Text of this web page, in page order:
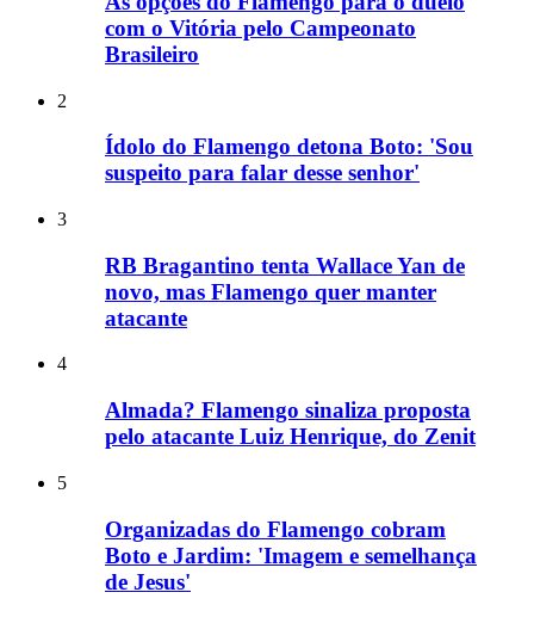
com o Vitória pelo Campeonato
Brasileiro
2
Ídolo do Flamengo detona Boto: 'Sou
suspeito para falar desse senhor'
3
RB Bragantino tenta Wallace Yan de
novo, mas Flamengo quer manter
atacante
4
Almada? Flamengo sinaliza proposta
pelo atacante Luiz Henrique, do Zenit
5
Organizadas do Flamengo cobram
Boto e Jardim: 'Imagem e semelhança
de Jesus'